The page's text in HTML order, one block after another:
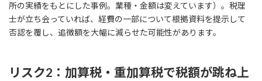
所の実績をもとにした事例。業種・金額は変えています）。税理
士が立ち会っていれば、経費の一部について根拠資料を提示して
否認を覆し、追徴額を大幅に減らせた可能性があります。
リスク2：加算税・重加算税で税額が跳ね上